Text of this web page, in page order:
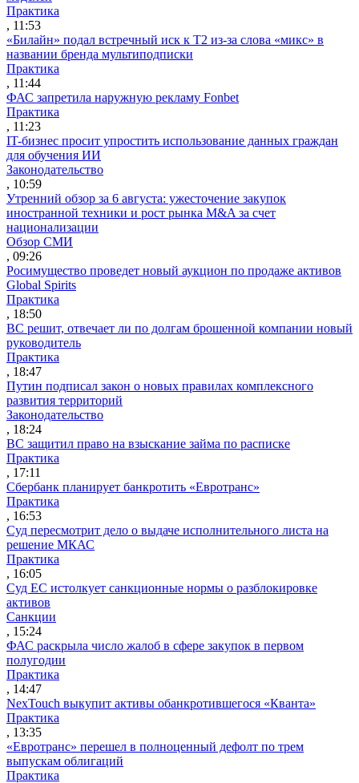
Практика
, 11:53
«Билайн» подал встречный иск к Т2 из-за слова «микс» в
названии бренда мультиподписки
Практика
, 11:44
ФАС запретила наружную рекламу Fonbet
Практика
, 11:23
IT-бизнес просит упростить использование данных граждан
для обучения ИИ
Законодательство
, 10:59
Утренний обзор за 6 августа: ужесточение закупок
иностранной техники и рост рынка M&A за счет
национализации
Обзор СМИ
, 09:26
Росимущество проведет новый аукцион по продаже активов
Global Spirits
Практика
, 18:50
ВС решит, отвечает ли по долгам брошенной компании новый
руководитель
Практика
, 18:47
Путин подписал закон о новых правилах комплексного
развития территорий
Законодательство
, 18:24
ВС защитил право на взыскание займа по расписке
Практика
, 17:11
Сбербанк планирует банкротить «Евротранс»
Практика
, 16:53
Суд пересмотрит дело о выдаче исполнительного листа на
решение МКАС
Практика
, 16:05
Суд ЕС истолкует санкционные нормы о разблокировке
активов
Санкции
, 15:24
ФАС раскрыла число жалоб в сфере закупок в первом
полугодии
Практика
, 14:47
NexTouch выкупит активы обанкротившегося «Кванта»
Практика
, 13:35
«Евротранс» перешел в полноценный дефолт по трем
выпускам облигаций
Практика